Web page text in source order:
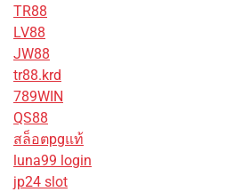
TR88
LV88
JW88
tr88.krd
789WIN
QS88
สล็อตpgแท้
luna99 login
jp24 slot